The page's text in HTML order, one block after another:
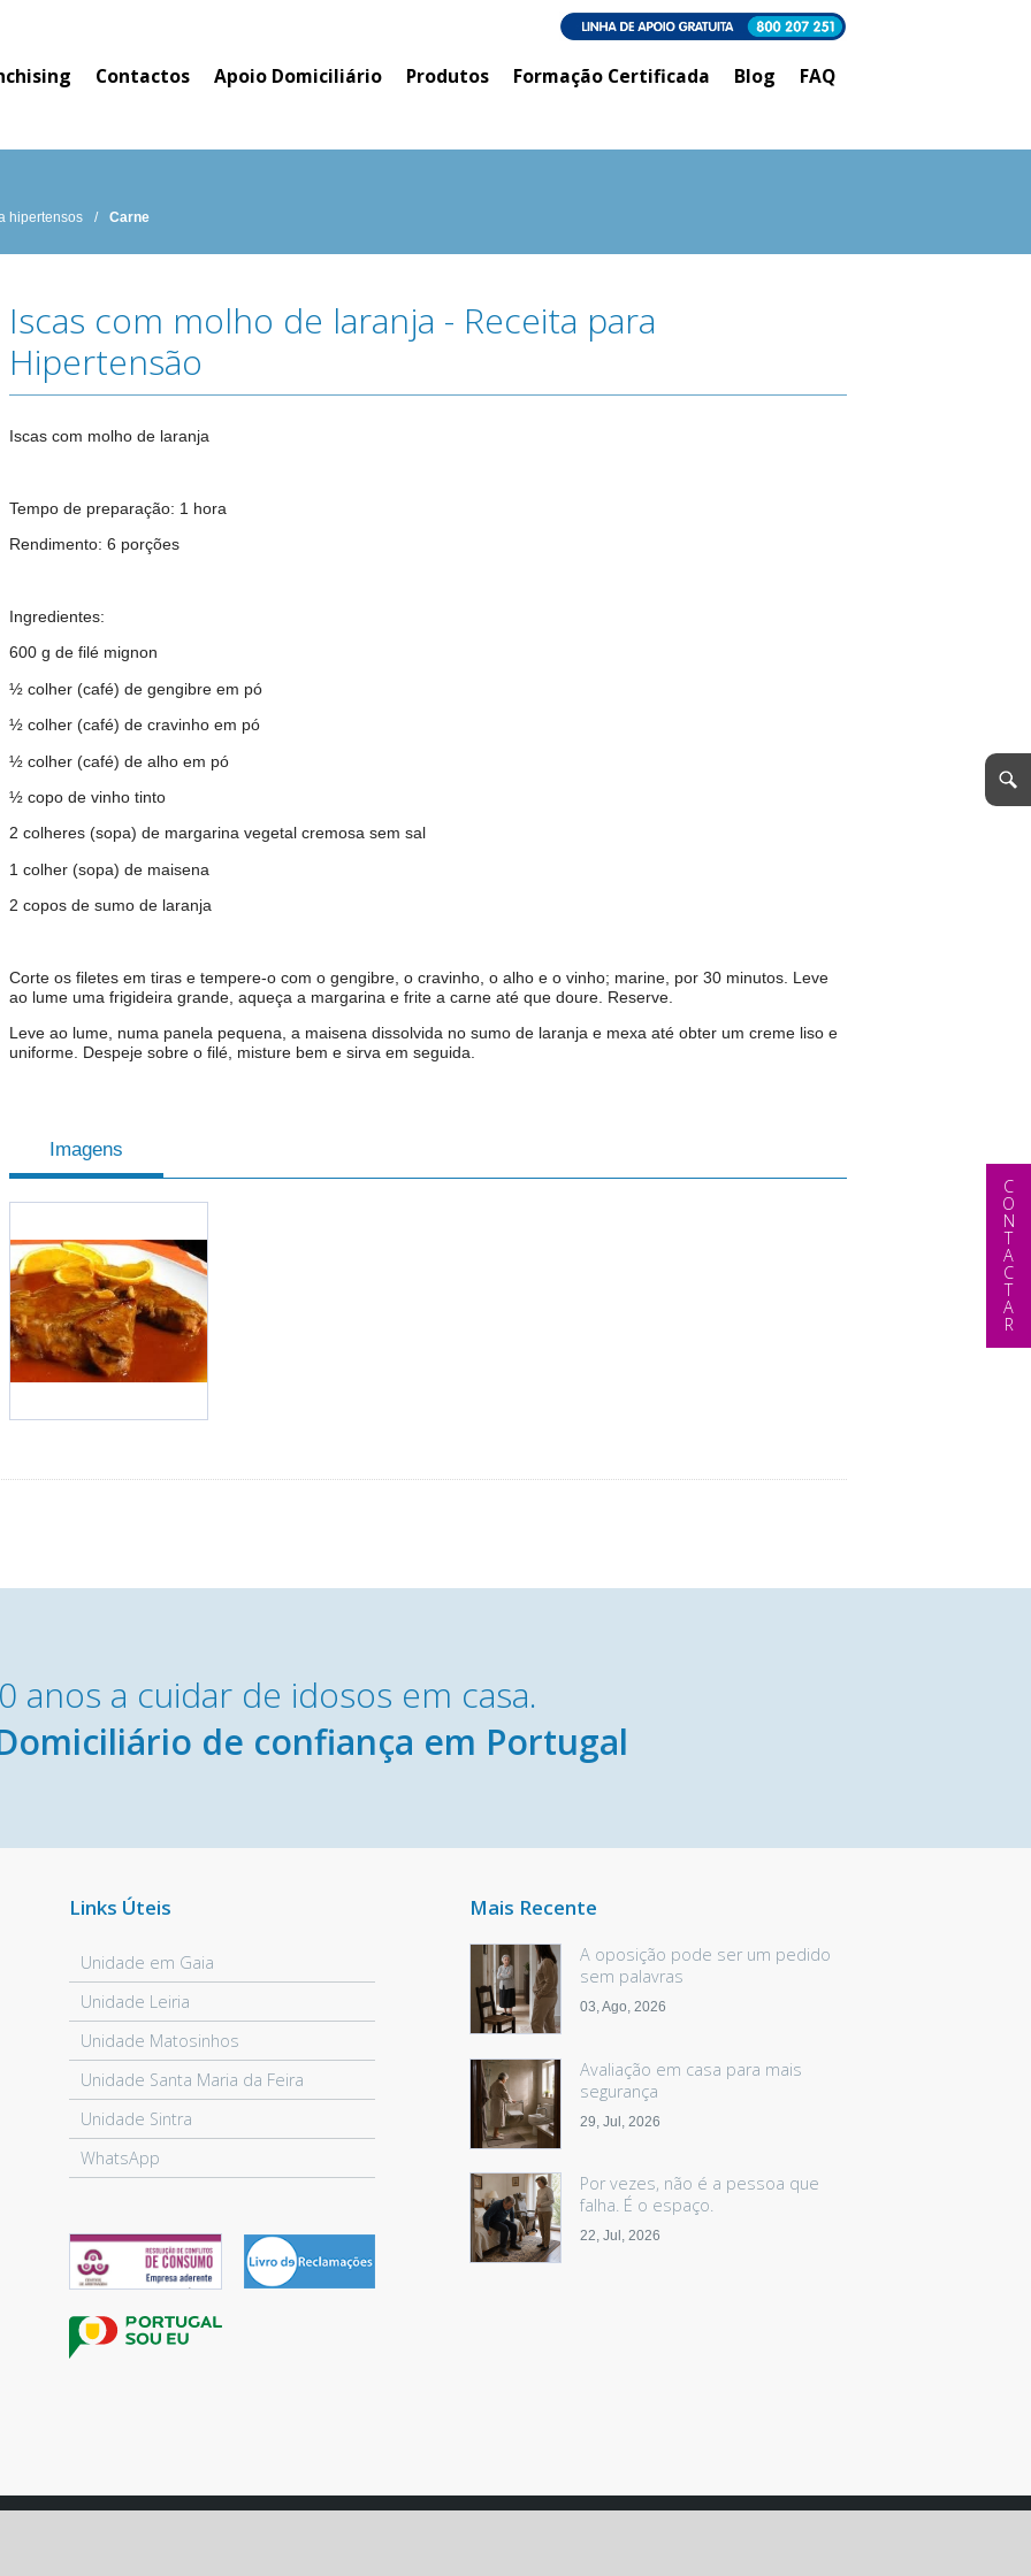
Contactos Apoio Domiciliário Produtos Formação Certificada Blog FAQ
hipertensos / Carne
Iscas com molho de laranja - Receita para
Hipertensão
Iscas com molho de laranja
Tempo de preparação: 1 hora
Rendimento: 6 porções
Ingredientes:
600 g de filé mignon
½ colher (café) de gengibre em pó
½ colher (café) de cravinho em pó
½ colher (café) de alho em pó
½ copo de vinho tinto
2 colheres (sopa) de margarina vegetal cremosa sem sal
1 colher (sopa) de maisena
2 copos de sumo de laranja
Corte os filetes em tiras e tempere-o com o gengibre, o cravinho, o alho e o vinho; marine, por 30 minutos. Leve
ao lume uma frigideira grande, aqueça a margarina e frite a carne até que doure. Reserve.
Leve ao lume, numa panela pequena, a maisena dissolvida no sumo de laranja e mexa até obter um creme liso e
uniforme. Despeje sobre o filé, misture bem e sirva em seguida.
Imagens
anos a cuidar de idosos em casa.
de confiança em Portugal
Links Úteis
Unidade em Gaia
Unidade Leiria
Unidade Matosinhos
Unidade Santa Maria da Feira
Unidade Sintra
WhatsApp
Mais Recente
A oposição pode ser um pedido
sem palavras
03, Ago, 2026
Avaliação em casa para mais
segurança
29, Jul, 2026
Por vezes, não é a pessoa que
falha. É o espaço.
22, Jul, 2026
CONTACTAR